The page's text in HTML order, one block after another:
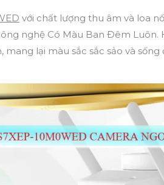
với chất lượng thu âm và loa
nghệ Có Màu Ban Ðêm Luôn.
lại màu sắc sắc sảo và sống